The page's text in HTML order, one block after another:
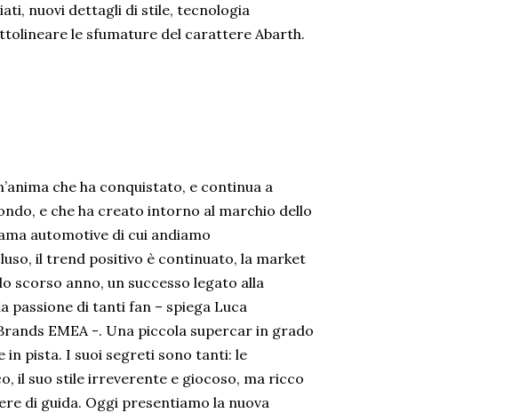
nuovi dettagli di stile, tecnologia
le sfumature del carattere Abarth.
che ha conquistato, e continua a
e che ha creato intorno al marchio dello
automotive di cui andiamo
il trend positivo è continuato, la market
scorso anno, un successo legato alla
passione di tanti fan – spiega Luca
EMEA -. Una piccola supercar in grado
pista. I suoi segreti sono tanti: le
il suo stile irreverente e giocoso, ma ricco
di guida. Oggi presentiamo la nuova